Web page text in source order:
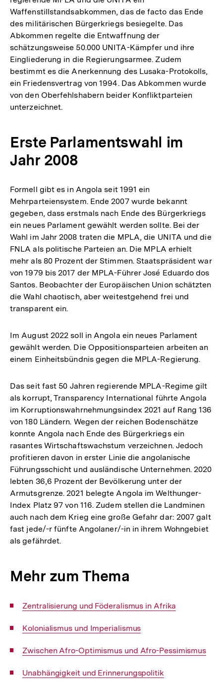
Waffenstillstandsabkommen, das de facto das Ende
des militärischen Bürgerkriegs besiegelte. Das
Abkommen regelte die Entwaffnung der
schätzungsweise 50.000 UNITA-Kämpfer und ihre
Eingliederung in die Regierungsarmee. Zudem
bestimmt es die Anerkennung des Lusaka-Protokolls,
ein Friedensvertrag von 1994. Das Abkommen wurde
von den Oberfehlshabern beider Konfliktparteien
unterzeichnet.
Erste Parlamentswahl im
Jahr 2008
Formell gibt es in Angola seit 1991 ein
Mehrparteiensystem. Ende 2007 wurde bekannt
gegeben, dass erstmals nach Ende des Bürgerkriegs
ein neues Parlament gewählt werden sollte. Bei der
Wahl im Jahr 2008 traten die MPLA, die UNITA und die
FNLA als politische Parteien an. Die MPLA erhielt
mehr als 80 Prozent der Stimmen. Staatspräsident war
von 1979 bis 2017 der MPLA-Führer José Eduardo dos
Santos. Beobachter der Europäischen Union schätzten
die Wahl chaotisch, aber weitestgehend frei und
transparent ein.
Im August 2022 soll in Angola ein neues Parlament
gewählt werden. Die Oppositionsparteien arbeiten an
einem Einheitsbündnis gegen die MPLA-Regierung.
Das seit fast 50 Jahren regierende MPLA-Regime gilt
als korrupt, Transparency International führte Angola
im Korruptionswahrnehmungsindex 2021 auf Rang 136
von 180 Ländern. Wegen der reichen Bodenschätze
konnte Angola nach Ende des Bürgerkriegs ein
rasantes Wirtschaftswachstum verzeichnen. Jedoch
profitieren davon in erster Linie die angolanische
Führungsschicht und ausländische Unternehmen. 2020
lebten 36,6 Prozent der Bevölkerung unter der
Armutsgrenze. 2021 belegte Angola im Welthunger-
Index Platz 97 von 116. Zudem stellen die Landminen
auch nach dem Krieg eine große Gefahr dar: 2007 galt
fast jede/-r fünfte Angolaner/-in in ihrem Wohngebiet
als gefährdet.
Mehr zum Thema
Interner
Zentralisierung und Föderalismus in Afrika
Interner
Kolonialismus und Imperialismus
Interner
Zwischen Afro-Optimismus und Afro-Pessimismus
Interner
Unabhängigkeit und Erinnerungspolitik